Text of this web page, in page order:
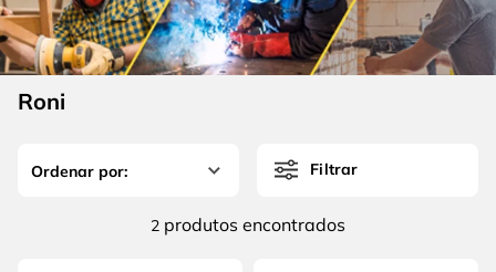
Roni
Filtrar
2 produtos
6º fio
7º serra copo
8º
disco corte
4 º escada
5º serra circular
º
chave impacto